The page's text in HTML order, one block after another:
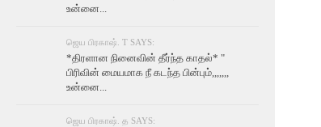
உன்னை...
ஜெய பிரகாஷ். T SAYS:
*திரளான நினைவின் தீர்ந்த காதல்* "
பிரிவின் மையமாக நீ கடந்த பின்பும்,,,,,,,
உன்னை...
ஜெய பிரகாஷ். த SAYS: